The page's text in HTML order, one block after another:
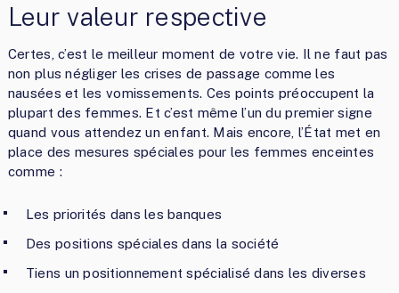
Leur valeur respective
Certes, c’est le meilleur moment de votre vie. Il ne faut pas
non plus négliger les crises de passage comme les
nausées et les vomissements. Ces points préoccupent la
plupart des femmes. Et c’est même l’un du premier signe
quand vous attendez un enfant. Mais encore, l’État met en
place des mesures spéciales pour les femmes enceintes
comme :
Les priorités dans les banques
Des positions spéciales dans la société
Tiens un positionnement spécialisé dans les diverses